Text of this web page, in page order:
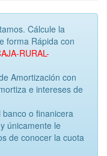
Cálcule la
forma Rápida con
RURAL-
Amortización con
e intereses de
o finanicera
únicamente le
de conocer la cuota